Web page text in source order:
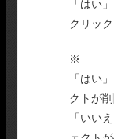
「はい
クリック
※
「はい
クトが
「いい